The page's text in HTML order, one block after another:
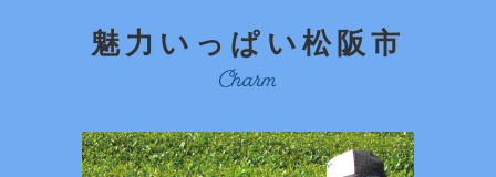
魅力いっぱい松阪市